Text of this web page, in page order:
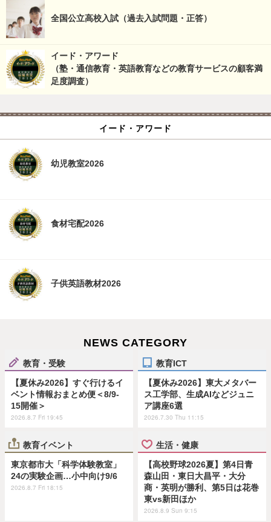
全国公立高校入試（過去入試問題・正答）
イード・アワード
（塾・通信教育・英語教育などの教育サービスの顧客満
足度調査）
イード・アワード
幼児教室2026
食材宅配2026
子供英語教材2026
NEWS CATEGORY
教育・受験
【夏休み2026】すぐ行けるイ
ベント情報おまとめ便＜8/9-
15開催＞
2026.8.7 Fri 19:45
教育ICT
【夏休み2026】東大メタバー
ス工学部、生成AIなどジュニ
ア講座6選
2026.7.30 Thu 11:15
教育イベント
東京都市大「科学体験教室」
24の実験企画…小中向け9/6
2026.8.7 Fri 18:15
生活・健康
【高校野球2026夏】第4日青
森山田・東日大昌平・大分
商・英明が勝利、第5日は花巻
東vs新田ほか
2026.8.9 Sun 9:15